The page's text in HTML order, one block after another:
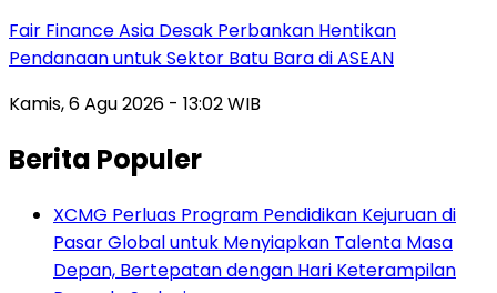
Fair Finance Asia Desak Perbankan Hentikan
Pendanaan untuk Sektor Batu Bara di ASEAN
Kamis, 6 Agu 2026 - 13:02 WIB
Berita Populer
XCMG Perluas Program Pendidikan Kejuruan di
Pasar Global untuk Menyiapkan Talenta Masa
Depan, Bertepatan dengan Hari Keterampilan